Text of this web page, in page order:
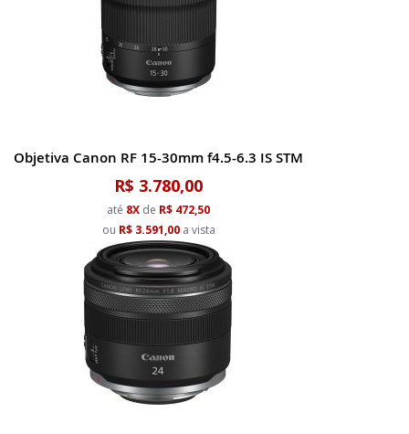
Objetiva Canon RF 15-30mm f4.5-6.3 IS STM
R$ 3.780,00
até 8X de R$ 472,50
ou R$ 3.591,00a vista